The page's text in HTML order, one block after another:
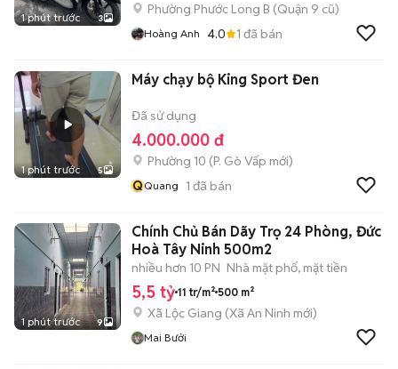
1 phút trước 3
Phường Phước Long B (Quận 9 cũ)
Hoàng Anh 4.0 1 đã bán
1 phút trước 5
Máy chạy bộ King Sport Đen
Đã sử dụng
4.000.000 đ
Phường 10 (P. Gò Vấp mới)
QQuang 1 đã bán
1 phút trước 9
Chính Chủ Bán Dãy Trọ 24 Phòng, Đức
Hoà Tây Ninh 500m2
nhiều hơn 10 PN Nhà mặt phố, mặt tiền
5,5 tỷ 11 tr/m² 500 m²
Xã Lộc Giang (Xã An Ninh mới)
Mai Bưởi